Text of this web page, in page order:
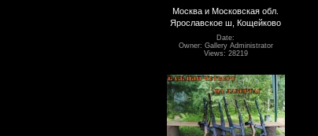
Москва и Московская обл.
Ярославское ш, Кощейково
Date:
Owner: Gallery Administrator
Views: 28219